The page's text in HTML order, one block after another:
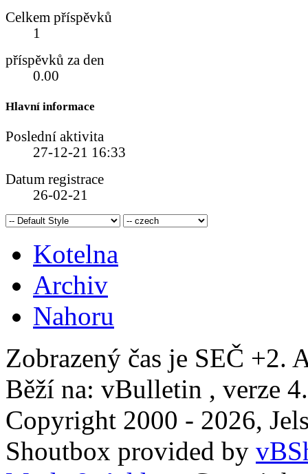
Celkem příspěvků
1
příspěvků za den
0.00
Hlavní informace
Poslední aktivita
27-12-21 16:33
Datum registrace
26-02-21
Kotelna
Archiv
Nahoru
Zobrazený čas je SEČ +2.
Běží na: vBulletin , verze
Copyright 2000 - 2026,
Shoutbox provided by